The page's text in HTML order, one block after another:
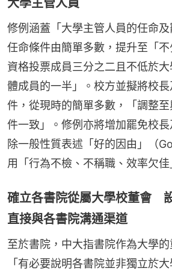
大學主管人員
修例涵蓋「大學主管人員的任命
任命條件由簡單多數，提升至「
資格投票成員三分之二且不低於
體成員的一半」。校方並擬將校
件，從現時的簡單多數，「調整
件一致」。修例亦將增加罷免校長
除一般性質表述「好的因由」（
用「行為不檢、不稱職、效率欠佳
確立各書院從屬大學校董會
直接與各書院溝通渠道
至於書院，中大指書院作為大學的
「有必要說明各書院並非獨立於